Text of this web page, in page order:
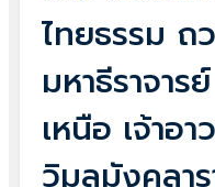
ไทยธรรม ถ
มหาธีราจา
เหนือ เจ้าอ
วิมลมังคลา